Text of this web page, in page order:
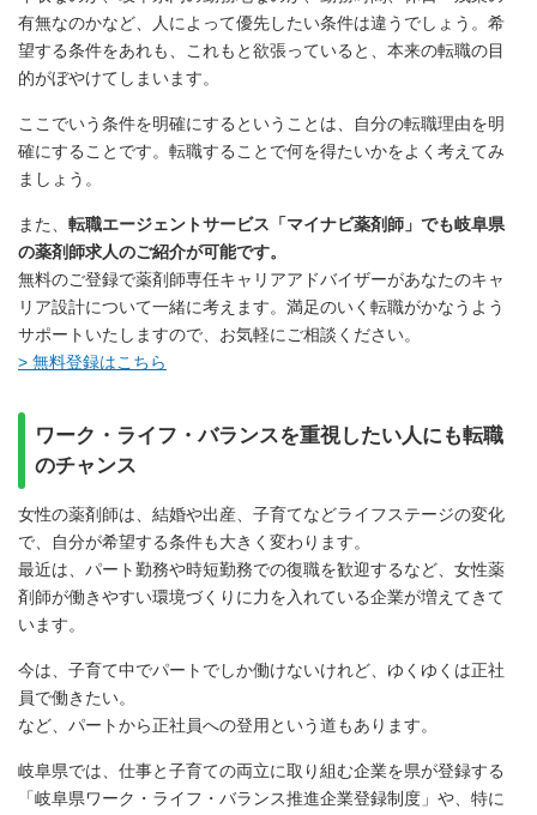
有無なのかなど、人によって優先したい条件は違うでしょう。希
望する条件をあれも、これもと欲張っていると、本来の転職の目
的がぼやけてしまいます。
ここでいう条件を明確にするということは、自分の転職理由を明
確にすることです。転職することで何を得たいかをよく考えてみ
ましょう。
また、 転職エージェントサービス「マイナビ薬剤師」でも岐阜県
の薬剤師求人のご紹介が可能です。
無料のご登録で薬剤師専任キャリアアドバイザーがあなたのキャ
リア設計について一緒に考えます。満足のいく転職がかなうよう
サポートいたしますので、お気軽にご相談ください。
> 無料登録はこちら
ワーク・ライフ・バランスを重視したい人にも転職
のチャンス
女性の薬剤師は、結婚や出産、子育てなどライフステージの変化
で、自分が希望する条件も大きく変わります。
最近は、パート勤務や時短勤務での復職を歓迎するなど、女性薬
剤師が働きやすい環境づくりに力を入れている企業が増えてきて
います。
今は、子育て中でパートでしか働けないけれど、ゆくゆくは正社
員で働きたい。
など、パートから正社員への登用という道もあります。
岐阜県では、仕事と子育ての両立に取り組む企業を県が登録する
「岐阜県ワーク・ライフ・バランス推進企業登録制度」や、特に